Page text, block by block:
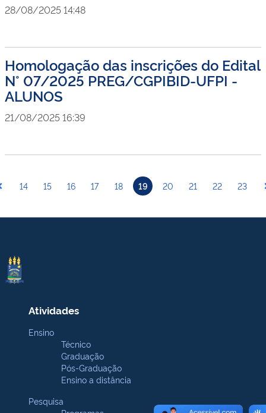
28/08/2025 14:48
Homologação das inscrições do Edital
N° 07/2025 PREG/CGPIBID-UFPI -
ALUNOS
21/08/2025 16:39
14 15 16 17 18 19 20 21 22 23
Atividades
Ensino
Técnico
Graduação
Pós-Graduação
Ensino a distância
Pesquisa